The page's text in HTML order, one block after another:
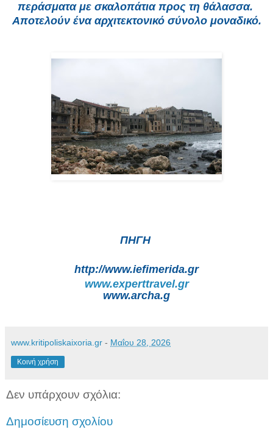
περάσματα με σκαλοπάτια προς τη θάλασσα.
Αποτελούν ένα αρχιτεκτονικό σύνολο μοναδικό.
ΠΗΓΗ
http://www.iefimerida.gr
www.experttravel.gr
www.archa.g
www.kritipoliskaixoria.gr - Μαΐου 28, 2026
Κοινή χρήση
Δεν υπάρχουν σχόλια:
Δημοσίευση σχολίου